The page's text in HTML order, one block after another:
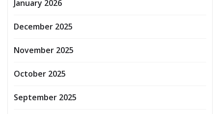
January 2026
December 2025
November 2025
October 2025
September 2025